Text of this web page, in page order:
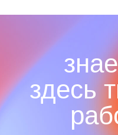
здесь